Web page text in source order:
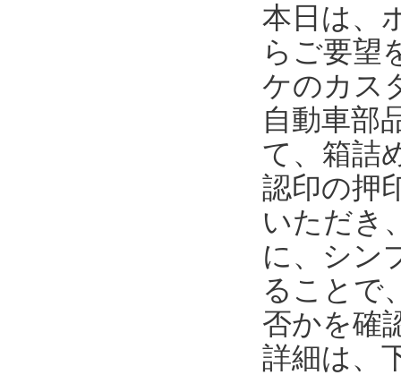
本日は、
らご要望
ケのカス
自動車部
て、箱詰
認印の押
いただき
に、シン
ることで
否かを確
詳細は、